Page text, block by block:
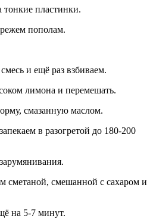
пластинки.
пополам.
и ещё раз взбиваем.
лимона и перемешать.
смазанную маслом.
в разогретой до 180-200
сметаной, смешанной с сахаром и
на 5-7 минут.